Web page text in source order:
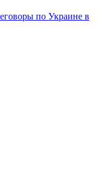
по Украине в